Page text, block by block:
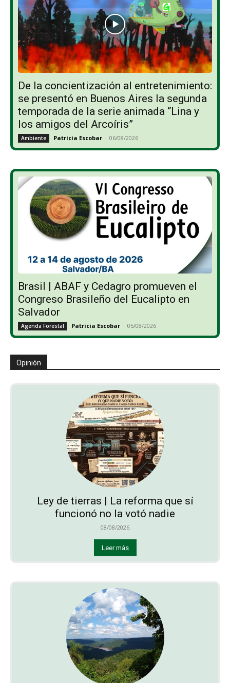
De la concientización al entretenimiento:
se presentó en Buenos Aires la segunda
temporada de la serie animada “Lina y
los amigos del Arcoíris”
Ambiente Patricia Escobar - 06/08/2026
Brasil | ABAF y Cedagro promueven el
Congreso Brasileño del Eucalipto en
Salvador
Agenda Forestal Patricia Escobar - 05/08/2026
Opinión
Ley de tierras | La reforma que sí
funcionó no la votó nadie
08/08/2026
Leer más